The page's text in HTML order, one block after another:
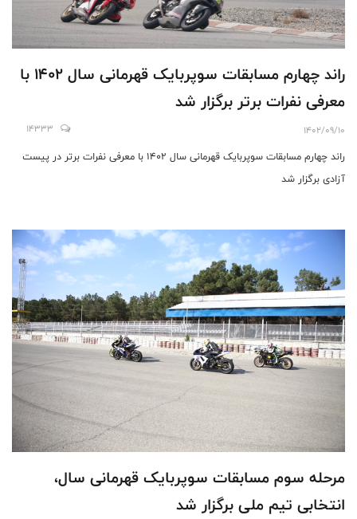
راند چهارم مسابقات سوپربایک قهرمانی سال ۱۴۰۲ با
معرفی نفرات برتر برگزار شد
1402/09/10
14333
راند چهارم مسابقات سوپربایک قهرمانی سال ۱۴۰۲ با معرفی نفرات برتر در پیست
آزادی برگزار شد
مرحله سوم مسابقات سوپربایک قهرمانی سال،
انتخابی تیم ملی برگزار شد